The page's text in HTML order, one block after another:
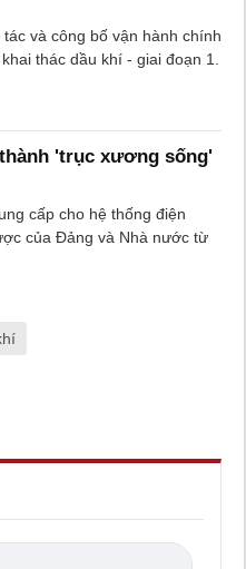
và công bố vận hành chính
thác dầu khí - giai đoạn 1.
'trục xương sống'
cấp cho hệ thống điện
của Đảng và Nhà nước từ